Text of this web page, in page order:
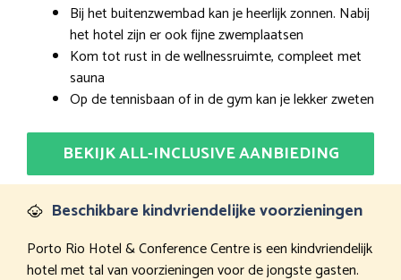
Bij het buitenzwembad kan je heerlijk zonnen. Nabij
het hotel zijn er ook fijne zwemplaatsen
Kom tot rust in de wellnessruimte, compleet met
sauna
Op de tennisbaan of in de gym kan je lekker zweten
BEKIJK ALL-INCLUSIVE AANBIEDING
Beschikbare kindvriendelijke voorzieningen
Porto Rio Hotel & Conference Centre is een kindvriendelijk
hotel met tal van voorzieningen voor de jongste gasten.